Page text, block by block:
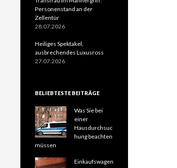
Personenstand an der
Zellentür
28.07.2026
Heiliges Spektakel,
ausbrechendes Luxusross
27.07.2026
BELIEBTESTE BEITRÄGE
Was Sie bei
einer
Hausdurchsuc
hung beachten
müssen
Einkaufswagen